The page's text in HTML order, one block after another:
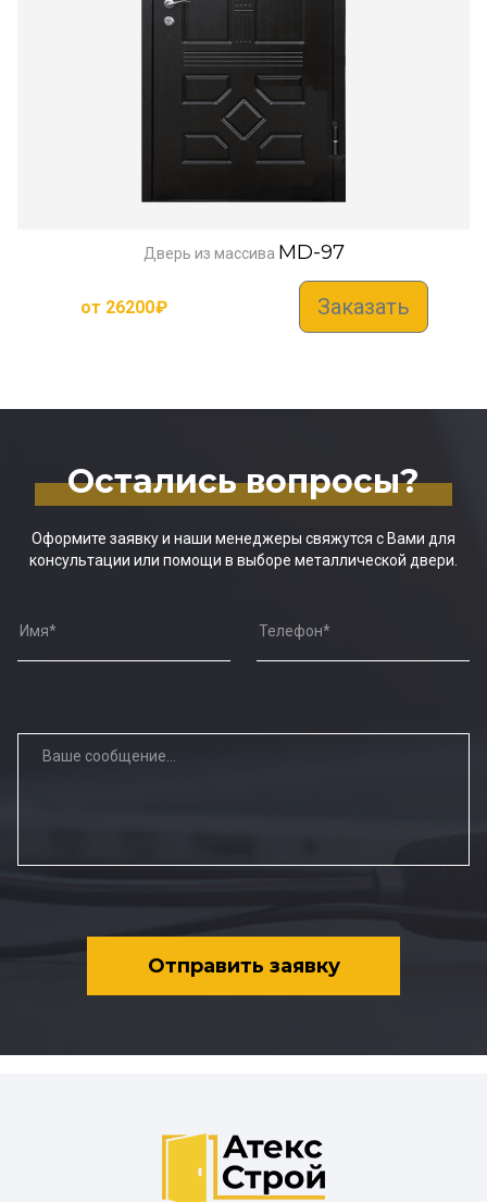
Дверь из массива MD-97
от 26200₽ Заказать
Остались вопросы?
Оформите заявку и наши менеджеры свяжутся с Вами для
консультации или помощи в выборе металлической двери.
Отправить заявку